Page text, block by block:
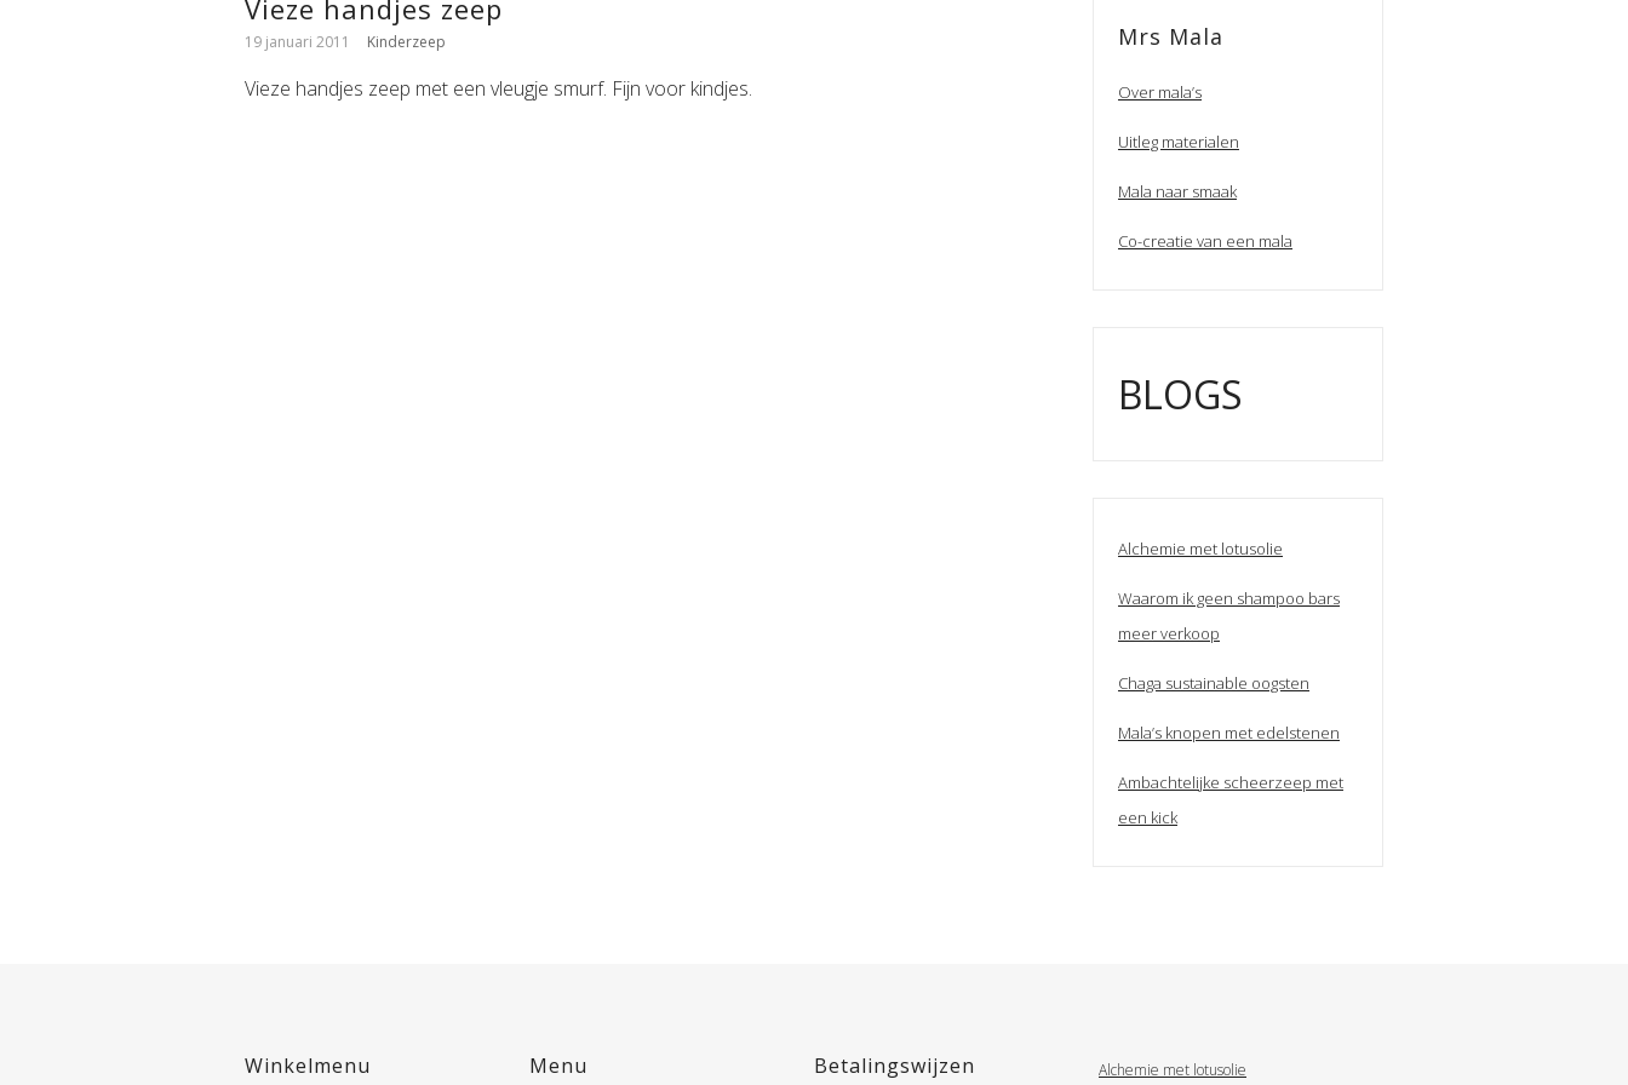
Vieze handjes zeep
19 januari 2011 Kinderzeep
Vieze handjes zeep met een vleugje smurf. Fijn voor kindjes.
Mrs Mala
Over mala’s
Uitleg materialen
Mala naar smaak
Co-creatie van een mala
BLOGS
Alchemie met lotusolie
Waarom ik geen shampoo bars
meer verkoop
Chaga sustainable oogsten
Mala’s knopen met edelstenen
Ambachtelijke scheerzeep met
een kick
Winkelmenu Menu Betalingswijzen Alchemie met lotusolie